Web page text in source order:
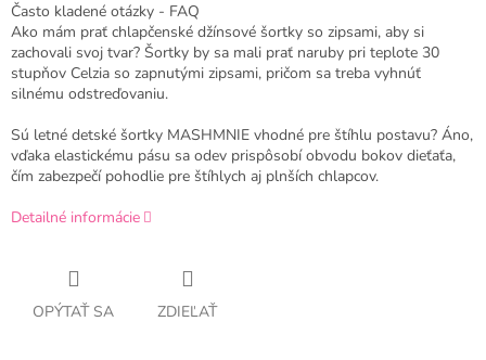
Často kladené otázky - FAQ
Ako mám prať chlapčenské džínsové šortky so zipsami, aby si
zachovali svoj tvar? Šortky by sa mali prať naruby pri teplote 30
stupňov Celzia so zapnutými zipsami, pričom sa treba vyhnúť
silnému odstreďovaniu.
Sú letné detské šortky MASHMNIE vhodné pre štíhlu postavu? Áno,
vďaka elastickému pásu sa odev prispôsobí obvodu bokov dieťaťa,
čím zabezpečí pohodlie pre štíhlych aj plnších chlapcov.
Detailné informácie
OPÝTAŤ SA ZDIEĽAŤ